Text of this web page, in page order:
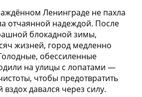
Ленинграде не пахла
отчаянной надеждой. После
блокадной зимы,
жизней, город медленно
обессиленные
на улицы с лопатами —
чтобы предотвратить
давался через силу.